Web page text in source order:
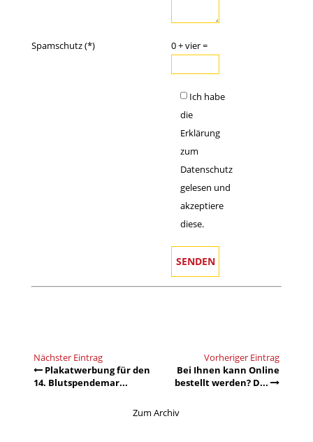
Spamschutz (*) 0 + vier =
Ich habe
die
Erklärung
zum
Datenschutz
gelesen und
akzeptiere
diese.
Nächster Eintrag
Plakatwerbung für den
14. Blutspendemar...
Vorheriger Eintrag
Bei Ihnen kann Online
bestellt werden? D...
Zum Archiv